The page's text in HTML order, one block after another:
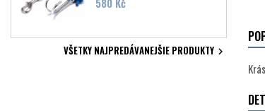
VŠETKY NAJPREDÁVANEJŠIE PRODUKTY 